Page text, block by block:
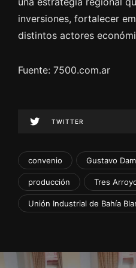
inversiones, fortalecer
distintos actores
Fuente: 7500.com.ar
TWITTER
convenio Gustavo
producción Tres
Unión Industrial de Bahía